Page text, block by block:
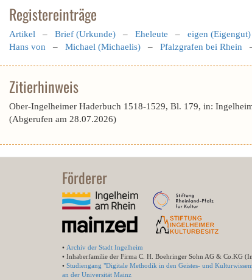
Registereinträge
Artikel – Brief (Urkunde) – Eheleute – eigen (Eigengut)
Hans von – Michael (Michaelis) – Pfalzgrafen bei Rhein
Zitierhinweis
Ober-Ingelheimer Haderbuch 1518-1529, Bl. 179, in:
(Abgerufen am 28.07.2026)
Förderer
• Archiv der Stadt Ingelheim
• Inhaberfamilie der Firma C. H. Boehringer Sohn AG & Co.KG
• Studiengang "Digitale Methodik in den Geistes- und
an der Universität Mainz